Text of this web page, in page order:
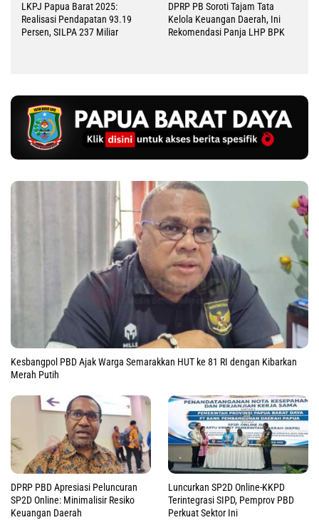
LKPJ Papua Barat 2025:
Realisasi Pendapatan 93.19
Persen, SILPA 237 Miliar
DPRP PB Soroti Tajam Tata
Kelola Keuangan Daerah, Ini
Rekomendasi Panja LHP BPK
Kesbangpol PBD Ajak Warga Semarakkan HUT ke 81 RI dengan Kibarkan
Merah Putih
DPRP PBD Apresiasi Peluncuran
SP2D Online: Minimalisir Resiko
Keuangan Daerah
Luncurkan SP2D Online-KKPD
Terintegrasi SIPD, Pemprov PBD
Perkuat Sektor Ini